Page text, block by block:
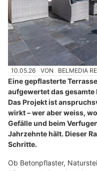
10.05.26 VON BELMEDIA
Eine gepflasterte
aufgewertet das
Das Projekt ist
wirkt – wer aber weiss,
Gefälle und beim
Jahrzehnte hält. Dieser
Schritte.
Ob Betonpflaster,